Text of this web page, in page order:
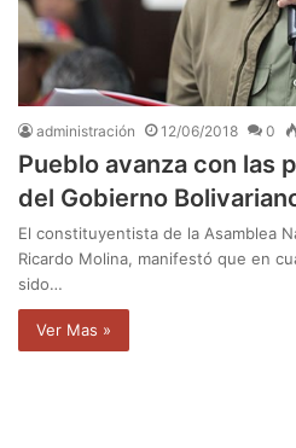
administración 12/06/2018 0
Pueblo avanza con las
del Gobierno
El constituyentista de la Asamblea
Ricardo Molina, manifestó que en
sido…
Ver Mas »